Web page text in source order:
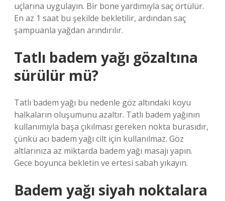
uçlarına uygulayın. Bir bone yardımıyla saç örtülür.
En az 1 saat bu şekilde bekletilir, ardından saç
şampuanla yağdan arındırılır.
Tatlı badem yağı gözaltına
sürülür mü?
Tatlı badem yağı bu nedenle göz altındaki koyu
halkaların oluşumunu azaltır. Tatlı badem yağının
kullanımıyla başa çıkılması gereken nokta burasıdır,
çünkü acı badem yağı cilt için kullanılmaz. Göz
altlarınıza az miktarda badem yağı masajı yapın.
Gece boyunca bekletin ve ertesi sabah yıkayın.
Badem yağı siyah noktalara